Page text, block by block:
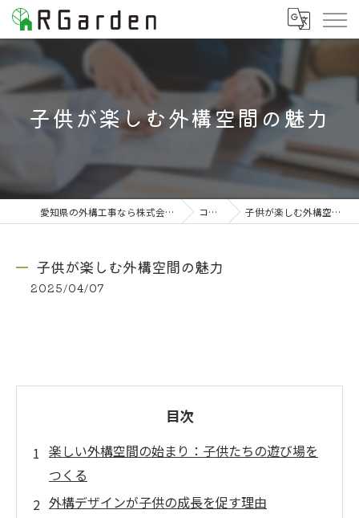
子供が楽しむ外構空間の魅力
愛知県の外構工事なら株式会社RGarden コラム 子供が楽しむ外構空間の魅力
子供が楽しむ外構空間の魅力
2025/04/07
目次
楽しい外構空間の始まり：子供たちの遊び場を
つくる
外構デザインが子供の成長を促す理由